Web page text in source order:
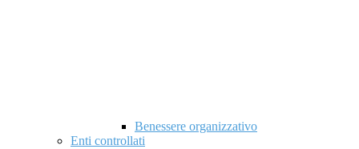
Benessere organizzativo
Enti controllati